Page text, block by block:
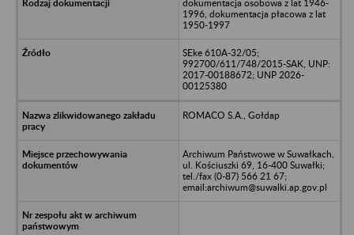
dokumentacja osobowa z lat 1946-
1996, dokumentacja płacowa z lat
1950-1997
SEke 610A-32/05;
992700/611/748/2015-SAK, UNP:
2017-00188672; UNP 2026-
00125380
ROMACO S.A., Gołdap
Archiwum Państwowe w Suwałkach,
ul. Kościuszki 69, 16-400 Suwałki;
tel./fax (0-87) 566 21 67;
email:archiwum@suwalki.ap.gov.pl